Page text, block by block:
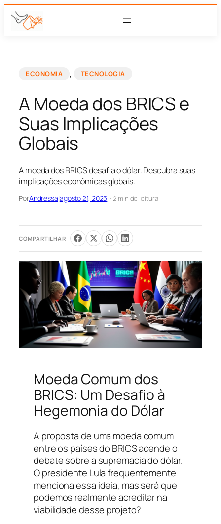
ECONOMIA , TECNOLOGIA
A Moeda dos BRICS e
Suas Implicações
Globais
A moeda dos BRICS desafia o dólar. Descubra suas
implicações econômicas globais.
PorAndressa|agosto 21, 2025 · 2 min de leitura
COMPARTILHAR
Moeda Comum dos
BRICS: Um Desafio à
Hegemonia do Dólar
A proposta de uma moeda comum
entre os países do BRICS acende o
debate sobre a supremacia do dólar.
O presidente Lula frequentemente
menciona essa ideia, mas será que
podemos realmente acreditar na
viabilidade desse projeto?